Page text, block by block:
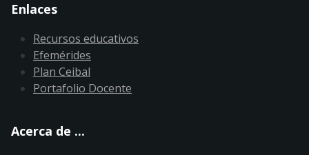
Enlaces
Recursos educativos
Efemérides
Plan Ceibal
Portafolio Docente
Acerca de ...